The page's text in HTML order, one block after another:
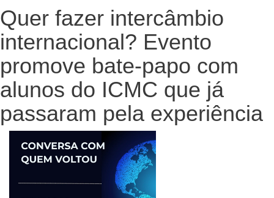
Quer fazer intercâmbio
internacional? Evento
promove bate-papo com
alunos do ICMC que já
passaram pela experiência